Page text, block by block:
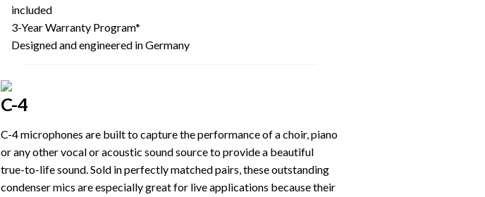
included
3-Year Warranty Program*
Designed and engineered in Germany
C-4
C-4 microphones are built to capture the performance of a choir, piano
or any other vocal or acoustic sound source to provide a beautiful
true-to-life sound. Sold in perfectly matched pairs, these outstanding
condenser mics are especially great for live applications because their